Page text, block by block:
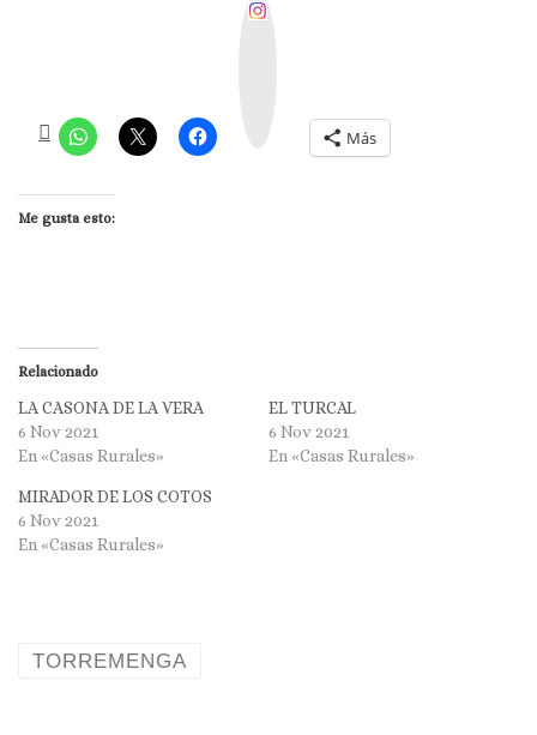
Más
Me gusta esto:
Relacionado
LA CASONA DE LA VERA
6 Nov 2021
En «Casas Rurales»
EL TURCAL
6 Nov 2021
En «Casas Rurales»
MIRADOR DE LOS COTOS
6 Nov 2021
En «Casas Rurales»
TORREMENGA